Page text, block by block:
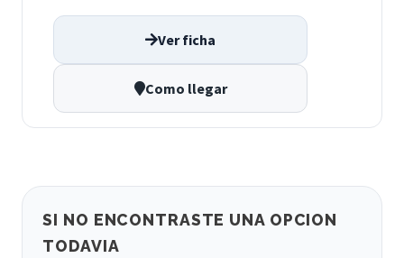
Ver ficha
Como llegar
SI NO ENCONTRASTE UNA OPCION
TODAVIA